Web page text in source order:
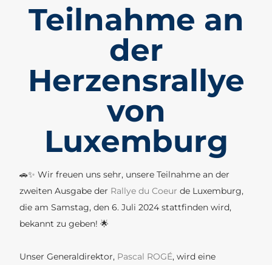
Teilnahme an
der
Herzensrallye
von
Luxemburg
🚗✨ Wir freuen uns sehr, unsere Teilnahme an der
zweiten Ausgabe der Rallye du Coeur de Luxemburg,
die am Samstag, den 6. Juli 2024 stattfinden wird,
bekannt zu geben! 🌟
Unser Generaldirektor, Pascal ROGÉ, wird eine